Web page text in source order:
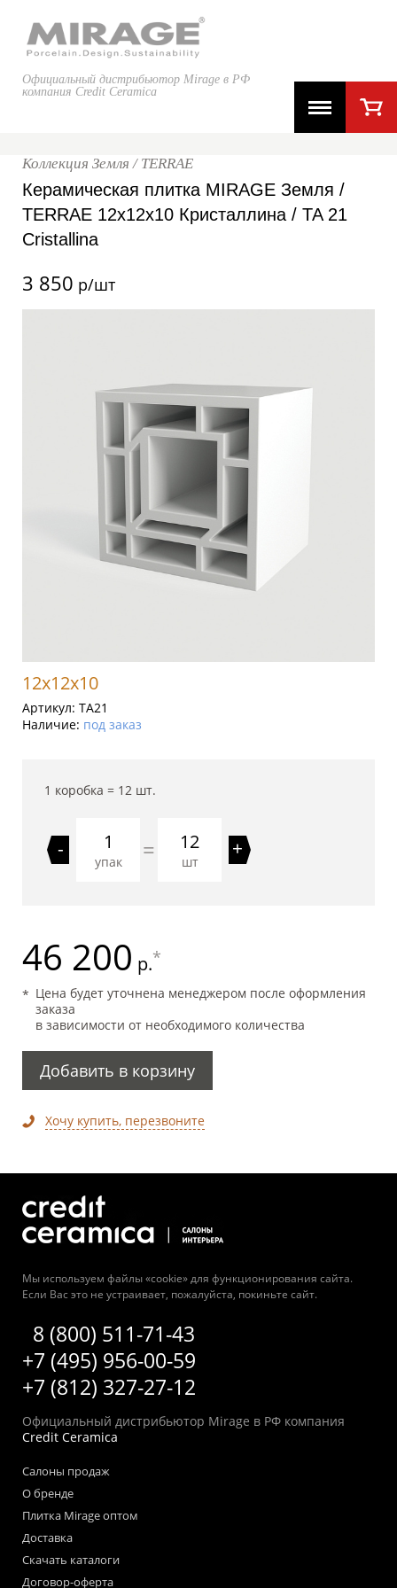
Официальный дистрибьютор Mirage в РФ
компания Credit Ceramica
Коллекция Земля / TERRAE
Керамическая плитка MIRAGE Земля /
TERRAE 12x12x10 Кристаллина / TA 21
Cristallina
3 850 р/шт
12x12x10
Артикул: TA21
Наличие: под заказ
1 коробка = 12 шт.
-
упак = 12
шт
+
46 200 р.*
Цена будет уточнена менеджером после оформления
заказа
в зависимости от необходимого количества
Добавить в корзину
Хочу купить, перезвоните
Мы используем файлы «cookie» для функционирования сайта.
Если Вас это не устраивает, пожалуйста, покиньте сайт.
8 (800) 511-71-43
+7 (495) 956-00-59
+7 (812) 327-27-12
Официальный дистрибьютор Mirage в РФ компания
Credit Ceramica
Салоны продаж
О бренде
Плитка Mirage оптом
Доставка
Скачать каталоги
Договор-оферта